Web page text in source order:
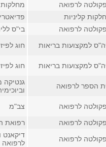
לרפואה מחלקות
קליניות
לרפואה
בי"ס
למקצועות בריאות חוג
למקצועות בריאות חוג
הספר לרפואה
גנטיקה
לרפואה
צב"מ
לרפואה
רפואת
לרפואה
דיקאנט
לרפואה